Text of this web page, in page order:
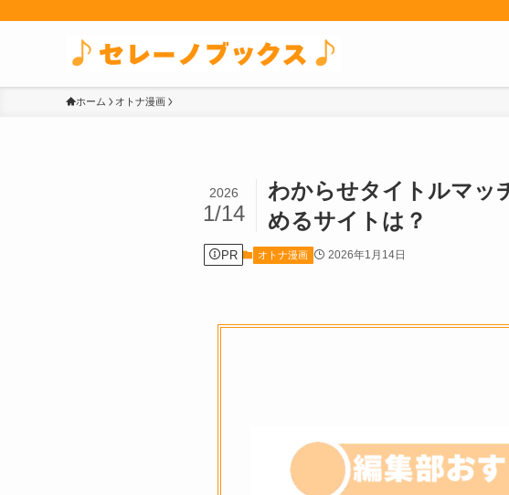
ホーム オトナ漫画
わからせタイトルマッ
めるサイトは？
2026
1/14
PR オトナ漫画 2026年1月14日